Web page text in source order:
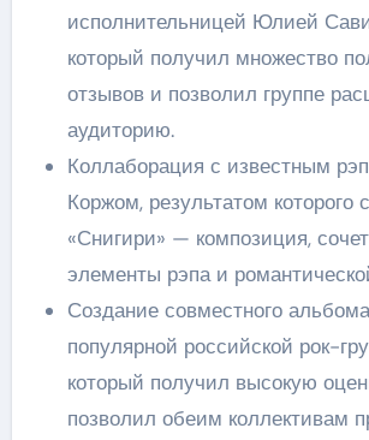
исполнительницей Юлией
который получил множество
отзывов и позволил группе
аудиторию.
Коллаборация с известным
Коржом, результатом которого
«Снигири» — композиция,
элементы рэпа и
Создание совместного
популярной российской рок-
который получил высокую
позволил обеим коллективам